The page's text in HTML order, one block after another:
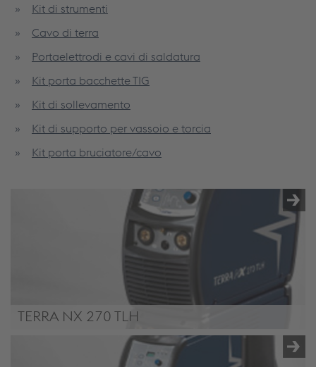
Kit di strumenti
Cavo di terra
Portaelettrodi e cavi di saldatura
Kit porta bacchette TIG
Kit di sollevamento
Kit di supporto per vassoio e torcia
Kit porta bruciatore/cavo
TERRA NX 270 TLH